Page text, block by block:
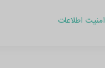
امنیت اطلاعات